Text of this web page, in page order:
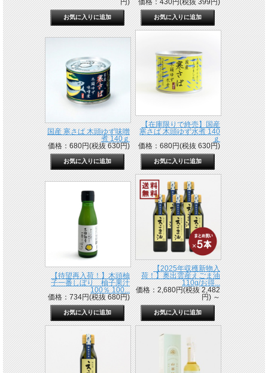
円) 価格：430円(税抜 399円)
国産 寒さば 木頭ゆず味噌
煮 140ｇ
価格：680円(税抜 630円)
【在庫限りで終売】国産
寒さば 木頭ゆず水煮 140
ｇ
価格：680円(税抜 630円)
【待望再入荷！】木頭柚
子一番しぼり 柚子果汁
100％ 100...
価格：734円(税抜 680円)
【2025年収穫新物入
荷！】奥出雲産えごま油
110g/お得...
価格：2,680円(税抜 2,482
円)～